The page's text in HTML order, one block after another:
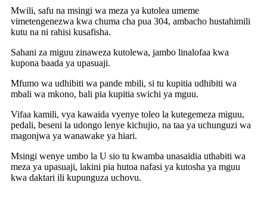
Mwili, safu na msingi wa meza ya kutolea umeme
vimetengenezwa kwa chuma cha pua 304, ambacho hustahimili
kutu na ni rahisi kusafisha.
Sahani za miguu zinaweza kutolewa, jambo linalofaa kwa
kupona baada ya upasuaji.
Mfumo wa udhibiti wa pande mbili, si tu kupitia udhibiti wa
mbali wa mkono, bali pia kupitia swichi ya mguu.
Vifaa kamili, vya kawaida vyenye toleo la kutegemeza miguu,
pedali, beseni la udongo lenye kichujio, na taa ya uchunguzi wa
magonjwa ya wanawake ya hiari.
Msingi wenye umbo la U sio tu kwamba unasaidia uthabiti wa
meza ya upasuaji, lakini pia hutoa nafasi ya kutosha ya mguu
kwa daktari ili kupunguza uchovu.